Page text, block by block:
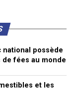
national possède
fées au monde
et les